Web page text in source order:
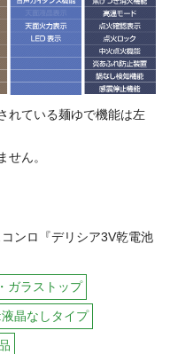
れている麺ゆで機能は左
ん。
ンロ『デリシア3V乾電池
ガラストップ
晶なしタイプ